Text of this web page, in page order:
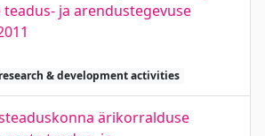
ja arendustegevuse
& development activities
ärikorralduse